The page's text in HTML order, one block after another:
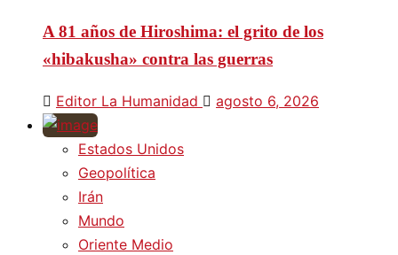
A 81 años de Hiroshima: el grito de los
«hibakusha» contra las guerras
Editor La Humanidad agosto 6, 2026
Estados Unidos
Geopolítica
Irán
Mundo
Oriente Medio